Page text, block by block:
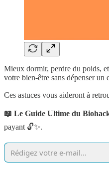
Mieux dormir, perdre du poids,
votre bien-être sans dépenser un
Ces astuces vous aideront à
📖 Le Guide Ultime du
payant 🔓✨.